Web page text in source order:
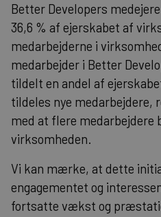
Better Developers
36,6 % af ejerskabet af
medarbejderne i
medarbejder i Better
tildelt en andel af
tildeles nye medarbejdere,
med at flere medarbejdere
virksomheden.
Vi kan mærke, at dette
engagementet og
fortsatte vækst og